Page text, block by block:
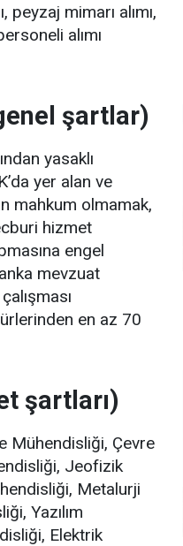
peyzaj mimarı alımı,
alımı
şartlar)
yasaklı
yer alan ve
mahkum olmamak,
hizmet
engel
mevzuat
en az 70
şartları)
Mühendisliği, Çevre
Jeofizik
Metalurji
Yazılım
Elektrik